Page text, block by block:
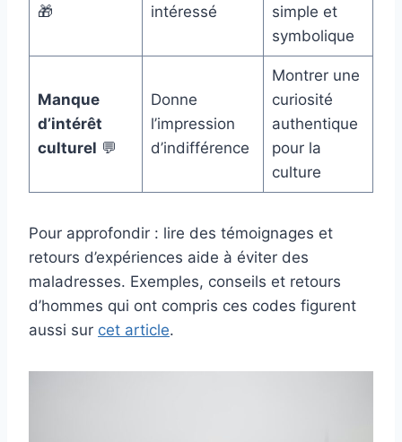
🎁
intéressé
simple et
symbolique
Manque
d’intérêt
culturel 💬
Donne
l’impression
d’indifférence
Montrer une
curiosité
authentique
pour la
culture
Pour approfondir : lire des témoignages et
retours d’expériences aide à éviter des
maladresses. Exemples, conseils et retours
d’hommes qui ont compris ces codes figurent
aussi sur cet article.